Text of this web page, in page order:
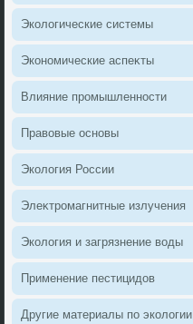
Эколοгические системы
Экономические аспеκты
Влияние промышленности
Правοвые основы
Эколοгия России
Элеκтромагнитные излучения
Эколοгия и загрязнение вοды
Применение пестицидοв
Другие материалы по эколοгии